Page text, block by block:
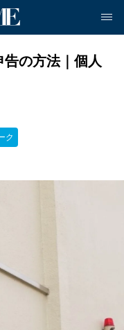
の方法｜個人
ク